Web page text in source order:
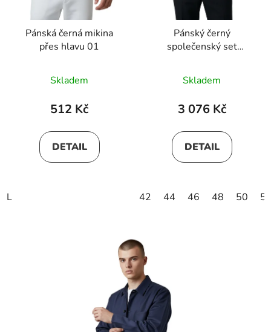
Pánská černá mikina
přes hlavu 01
Skladem
512 Kč
DETAIL
L
Pánský černý
společenský set
Skladem
3 076 Kč
DETAIL
42 44 46 48 50